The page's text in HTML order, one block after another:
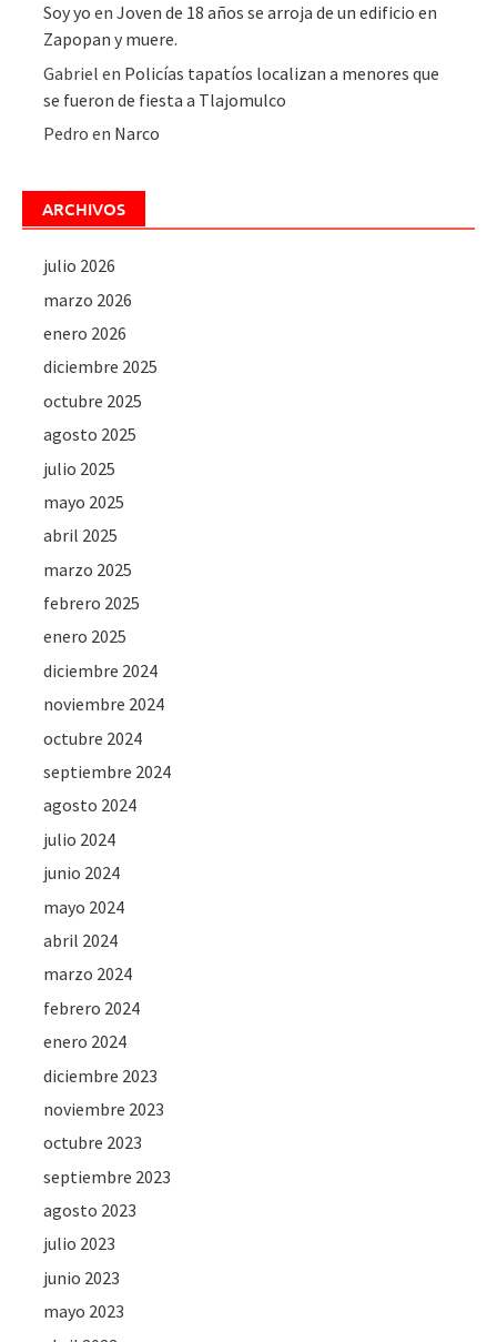
Soy yo enJoven de 18 años se arroja de un edificio en
Zapopan y muere.
Gabriel en Policías tapatíos localizan a menores que
se fueron de fiesta a Tlajomulco
Pedro en Narco
ARCHIVOS
julio 2026
marzo 2026
enero 2026
diciembre 2025
octubre 2025
agosto 2025
julio 2025
mayo 2025
abril 2025
marzo 2025
febrero 2025
enero 2025
diciembre 2024
noviembre 2024
octubre 2024
septiembre 2024
agosto 2024
julio 2024
junio 2024
mayo 2024
abril 2024
marzo 2024
febrero 2024
enero 2024
diciembre 2023
noviembre 2023
octubre 2023
septiembre 2023
agosto 2023
julio 2023
junio 2023
mayo 2023